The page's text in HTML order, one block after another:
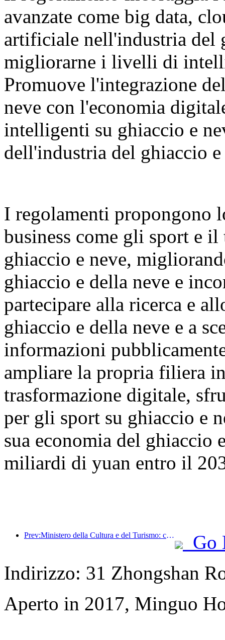
avanzate come big data,
artificiale nell'industria del
migliorarne i livelli di
Promuove l'integrazione
neve con l'economia
intelligenti su ghiaccio e
dell'industria del ghiaccio
I regolamenti
business come gli sport e
ghiaccio e neve,
ghiaccio e della neve e
partecipare alla ricerca e
ghiaccio e della neve e a
informazioni
ampliare la propria filiera
trasformazione digitale,
per gli sport su ghiaccio e
sua economia del ghiaccio
miliardi di yuan entro il
Prev:Ministero della Cultura e del Turismo: concentrarsi sia sull'offerta che sulla domanda per orientare le attività di consumo e i viaggi culturali e turistici.
Go
Indirizzo: 31 Zhongshan
Aperto in 2017, Minguo